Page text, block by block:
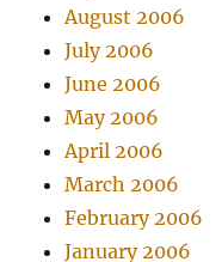
August 2006
July 2006
June 2006
May 2006
April 2006
March 2006
February 2006
January 2006